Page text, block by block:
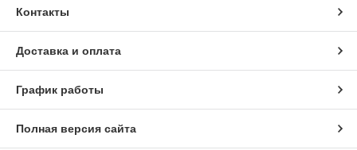
Контакты
Доставка и оплата
График работы
Полная версия сайта